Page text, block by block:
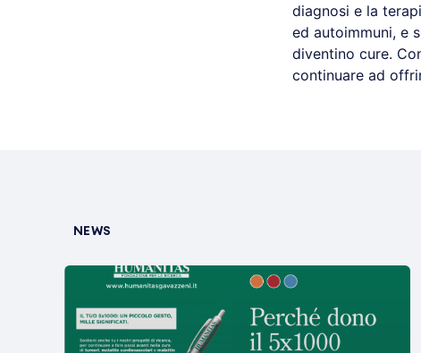
diagnosi e la
ed autoimmuni, e
diventino cure.
continuare ad
NEWS